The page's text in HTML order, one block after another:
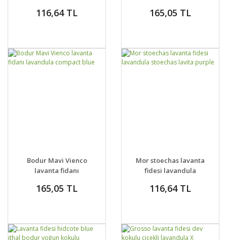
116,64 TL
angustifolia white
165,05 TL
DETAYLAR
VER
Bodur Mavi Vienco
lavanta fidanı
blue
165,05 TL
DETAYLAR
VER
Mor stoechas lavanta
fidesi lavandula
116,64 TL